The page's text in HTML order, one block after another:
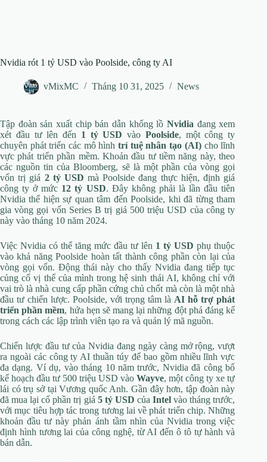
Nvidia rót 1 tỷ USD vào Poolside, công ty AI
vMixMC Tháng 10 31, 2025 News
Tập đoàn sản xuất chip bán dẫn khổng lồ Nvidia đang xem
xét đầu tư lên đến 1 tỷ USD vào Poolside, một công ty
chuyên phát triển các mô hìnhtrí tuệ nhân tạo (AI)cho lĩnh
vực phát triển phần mềm. Khoản đầu tư tiềm năng này, theo
các nguồn tin của Bloomberg, sẽ là một phần của vòng gọi
vốn trị giá 2 tỷ USD mà Poolside đang thực hiện, định giá
công ty ở mức 12 tỷ USD. Đây không phải là lần đầu tiên
Nvidia thể hiện sự quan tâm đến Poolside, khi đã từng tham
gia vòng gọi vốn Series B trị giá 500 triệu USD của công ty
này vào tháng 10 năm 2024.
Việc Nvidia có thể tăng mức đầu tư lên 1 tỷ USD phụ thuộc
vào khả năng Poolside hoàn tất thành công phần còn lại của
vòng gọi vốn. Động thái này cho thấy Nvidia đang tiếp tục
củng cố vị thế của mình trong hệ sinh thái AI, không chỉ với
vai trò là nhà cung cấp phần cứng chủ chốt mà còn là một nhà
đầu tư chiến lược. Poolside, với trọng tâm là AI hỗ trợ phát
triển phần mềm, hứa hẹn sẽ mang lại những đột phá đáng kể
trong cách các lập trình viên tạo ra và quản lý mã nguồn.
Chiến lược đầu tư của Nvidia đang ngày càng mở rộng, vượt
ra ngoài các công ty AI thuần túy để bao gồm nhiều lĩnh vực
đa dạng. Ví dụ, vào tháng 10 năm trước, Nvidia đã công bố
kế hoạch đầu tư 500 triệu USD vàoWayve, một công ty xe tự
lái có trụ sở tại Vương quốc Anh. Gần đây hơn, tập đoàn này
đã mua lại cổ phần trị giá 5 tỷ USD của Intel vào tháng trước,
với mục tiêu hợp tác trong tương lai về phát triển chip. Những
khoản đầu tư này phản ánh tầm nhìn của Nvidia trong việc
định hình tương lai của công nghệ, từ AI đến ô tô tự hành và
bán dẫn.